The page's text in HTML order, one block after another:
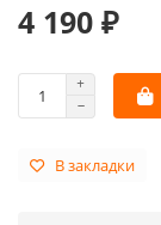
4 190 ₽
В закладки